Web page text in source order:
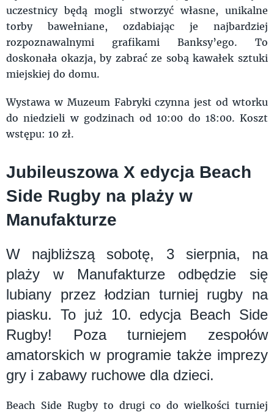
uczestnicy będą mogli stworzyć własne, unikalne
torby bawełniane, ozdabiając je najbardziej
rozpoznawalnymi grafikami Banksy’ego. To
doskonała okazja, by zabrać ze sobą kawałek sztuki
miejskiej do domu.
Wystawa w Muzeum Fabryki czynna jest od wtorku
do niedzieli w godzinach od 10:00 do 18:00. Koszt
wstępu: 10 zł.
Jubileuszowa X edycja Beach
Side Rugby na plaży w
Manufakturze
W najbliższą sobotę, 3 sierpnia, na
plaży w Manufakturze odbędzie się
lubiany przez łodzian turniej rugby na
piasku. To już 10. edycja Beach Side
Rugby! Poza turniejem zespołów
amatorskich w programie także imprezy
gry i zabawy ruchowe dla dzieci.
Beach Side Rugby to drugi co do wielkości turniej